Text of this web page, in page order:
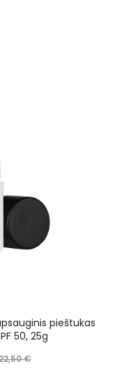
pieštukas
50, 25g
€